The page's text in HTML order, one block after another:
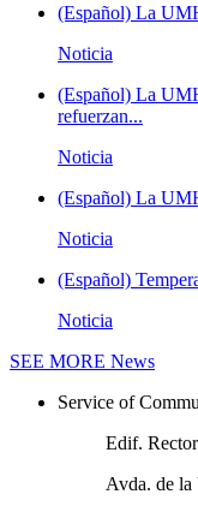
(Español) La
Noticia
(Español) La
refuerzan...
Noticia
(Español) La
Noticia
(Español)
Noticia
SEE MORE News
Service of
Edif.
Avda. de la